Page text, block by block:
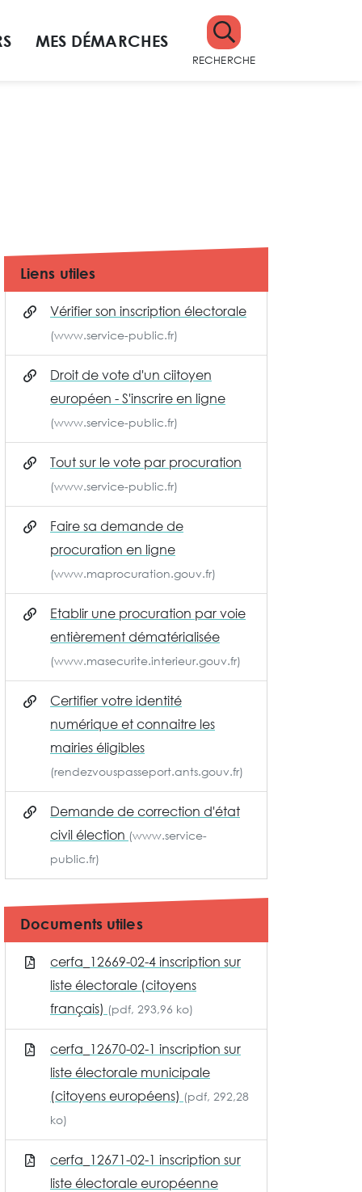
MES DÉMARCHES
RECHERCHE
Liens utiles
Vérifier son inscription électorale
(www.service-public.fr)
Droit de vote d'un ciitoyen
européen - S'inscrire en ligne
(www.service-public.fr)
Tout sur le vote par procuration
(www.service-public.fr)
Faire sa demande de
procuration en ligne
(www.maprocuration.gouv.fr)
Etablir une procuration par voie
entièrement dématérialisée
(www.masecurite.interieur.gouv.fr)
Certifier votre identité
numérique et connaitre les
mairies éligibles
(rendezvouspasseport.ants.gouv.fr)
Demande de correction d'état
civil élection (www.service-
public.fr)
Documents utiles
cerfa_12669-02-4 inscription sur
liste électorale (citoyens
français) (pdf, 293,96 ko)
cerfa_12670-02-1 inscription sur
liste électorale municipale
(citoyens européens) (pdf, 292,28
ko)
cerfa_12671-02-1 inscription sur
liste électorale européenne